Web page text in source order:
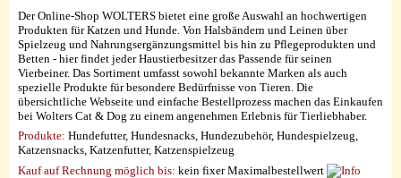
Der Online-Shop WOLTERS bietet eine große Auswahl an hochwertigen
Produkten für Katzen und Hunde. Von Halsbändern und Leinen über
Spielzeug und Nahrungsergänzungsmittel bis hin zu Pflegeprodukten und
Betten - hier findet jeder Haustierbesitzer das Passende für seinen
Vierbeiner. Das Sortiment umfasst sowohl bekannte Marken als auch
spezielle Produkte für besondere Bedürfnisse von Tieren. Die
übersichtliche Webseite und einfache Bestellprozess machen das Einkaufen
bei Wolters Cat & Dog zu einem angenehmen Erlebnis für Tierliebhaber.
Produkte: Hundefutter, Hundesnacks, Hundezubehör, Hundespielzeug,
Katzensnacks, Katzenfutter, Katzenspielzeug
Kauf auf Rechnung möglich bis: kein fixer Maximalbestellwert